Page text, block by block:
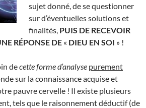
sujet donné, de se questionner
sur d’éventuelles solutions et
finalités, PUIS DE RECEVOIR
RÉPONSE DE « DIEU EN SOI » !
decette formed’analyse purement
sur la connaissance acquise et
pauvre cervelle ! Il existe plusieurs
tels que le raisonnement déductif (de